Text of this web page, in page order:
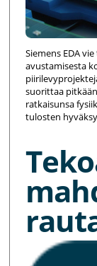
Siemens EDA
avustamisesta
suorittaa
ratkaisunsa
tulosten